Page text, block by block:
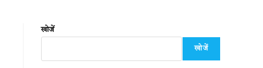
खोजें
खोजें